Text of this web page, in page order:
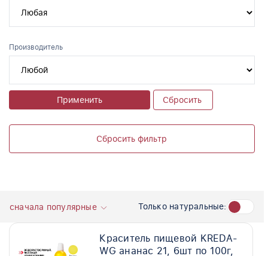
Производитель
Применить Сбросить
Сбросить фильтр
сначала популярные Только натуральные:
Краситель пищевой KREDA-
WG ананас 21, 6шт по 100г,